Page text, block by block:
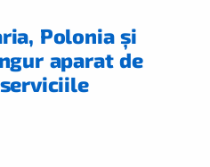
Polonia și
aparat de